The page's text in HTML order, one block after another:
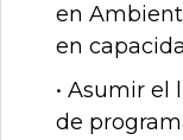
en
en
• Asumir el
de